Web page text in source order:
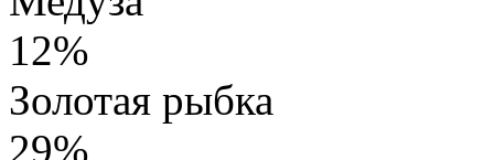
12%
Золотая рыбка
29%